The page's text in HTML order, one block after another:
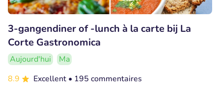
3-gangendiner of -lunch à la carte bij La
Corte Gastronomica
Aujourd'hui
Ma
8.9
Excellent • 195 commentaires